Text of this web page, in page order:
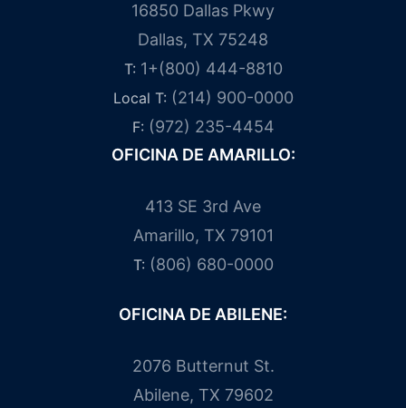
16850 Dallas Pkwy
Dallas, TX 75248
T: 1+(800) 444-8810
Local T: (214) 900-0000
F: (972) 235-4454
OFICINA DE AMARILLO:
413 SE 3rd Ave
Amarillo, TX 79101
T: (806) 680-0000
OFICINA DE ABILENE:
2076 Butternut St.
Abilene, TX 79602